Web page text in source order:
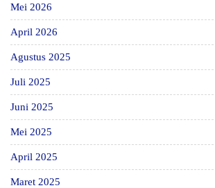
Mei 2026
April 2026
Agustus 2025
Juli 2025
Juni 2025
Mei 2025
April 2025
Maret 2025